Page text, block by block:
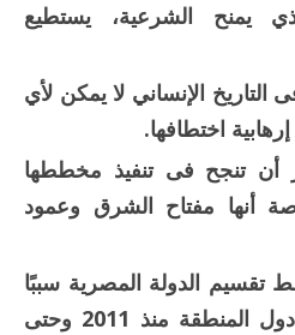
يمنح الشرعية، يستطيع
الإنساني لا يمكن لأي
اختطافها.
تنجح فى تنفيذ مخططها
مفتاح الشرق وعمود
الدولة المصرية سببًا
فى تأخير عملية تقسيم دول المنطقة منذ 2011 وحتى